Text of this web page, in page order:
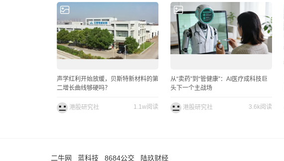
声学红利开始放缓，贝斯特新材料的第
二增长曲线够硬吗？
港股研究社 1.1w阅读
从“卖药”到“管健康”：AI医疗成科技巨
头下一个主战场
港股研究社 3.6k阅读
二牛网 蓝科技 8684公交 陆玖财经